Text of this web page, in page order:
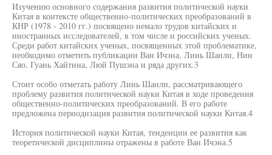
Изучению основного содержания развития политической науки
Китая в контексте общественно-политических преобразований в
КНР (1978 - 2010 гг.) посвящено немало трудов китайских и
иностранных исследователей, в том числе и российских ученых.
Среди работ китайских ученых, посвященных этой проблематике,
необходимо отметить публикации Ван Ичэна, Линь Шанли, Нин
Сяо, Гуань Хайтина, Люй Пушэна и ряда других.3
Стоит особо отметать работу Линь Шанли, рассматривающего
проблему развития политической науки Китая в ходе проведения
общественно-политических преобразований. В его работе
предложена периодизация развития политической науки Китая.4
История политической науки Китая, тенденции ее развития как
теоретической дисциплины отражены в работе Ван Ичэна.5